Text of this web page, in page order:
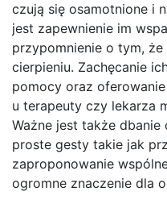
czują się osamotnione i
jest zapewnienie im
przypomnienie o tym,
cierpieniu. Zachęcanie
pomocy oraz
u terapeuty czy lekarza
Ważne jest także
proste gesty takie jak
zaproponowanie
ogromne znaczenie dla